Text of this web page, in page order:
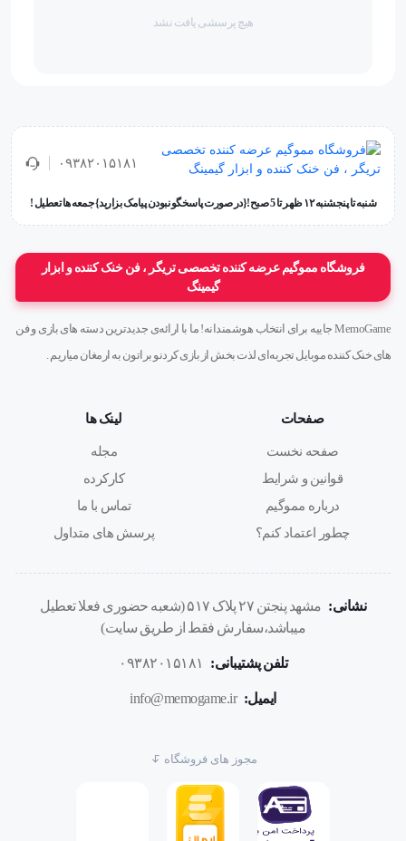
هیچ پرسشی یافت نشد
۰۹۳۸۲۰۱۵۱۸۱
شنبه تا پنجشنبه ۱۲ ظهر تا 5 صبح!{در صورت پاسخگو نبودن پیامک بزارید} جمعه ها تعطیل !
فروشگاه مموگیم عرضه کننده تخصصی تریگر ، فن خنک کننده و ابزار
گیمینگ
MemoGame جاییه برای انتخاب هوشمندانه! ما با ارائه‌ی جدیدترین دسته های بازی و فن
های خنک کننده موبایل تجربه‌ای لذت بخش از بازی کردنو براتون به ارمغان میاریم .
صفحات
صفحه نخست
قوانین و شرایط
درباره مموگیم
چطور اعتماد کنم؟
لینک ها
مجله
کارکرده
تماس با ما
پرسش های متداول
نشانی:
مشهد پنجتن ۲۷ پلاک ۵۱۷ (شعبه حضوری فعلا تعطیل
میباشد،سفارش فقط از طریق سایت)
تلفن پشتیبانی: ۰۹۳۸۲۰۱۵۱۸۱
ایمیل: info@memogame.ir
مجوز های فروشگاه